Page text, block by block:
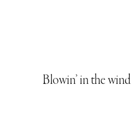
Blowin’ in the wind